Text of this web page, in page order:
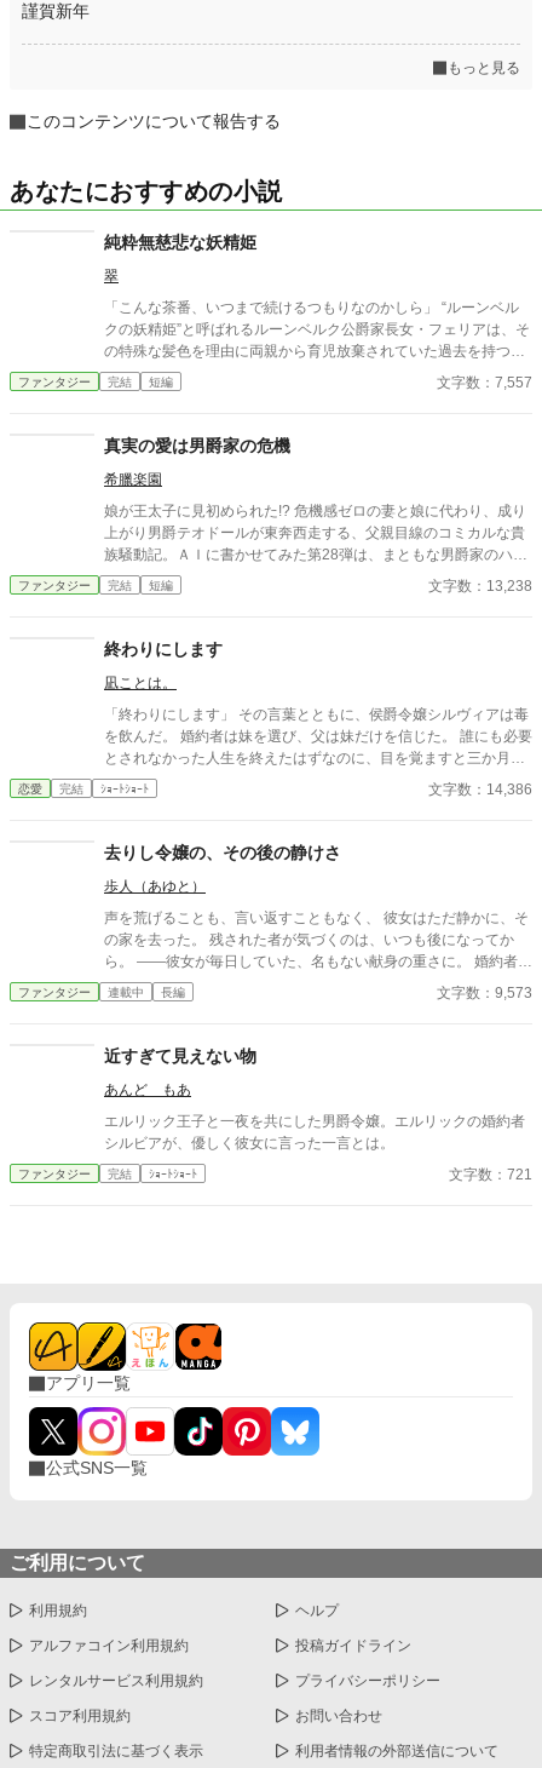
謹賀新年
もっと見る
このコンテンツについて報告する
あなたにおすすめの小説
純粋無慈悲な妖精姫
翠
「こんな茶番、いつまで続けるつもりなのかしら」 “ルーンベル
クの妖精姫”と呼ばれるルーンベルク公爵家長女・フェリアは、そ
の特殊な髪色を理由に両親から育児放棄されていた過去を持つ。
悪意と嘲笑、浅慮な思惑を向けられながらも、フェリアはいつだ
って穏やかに笑う。 「何故、自分に悪意を持つ相手に慈悲を向け
に無慈悲な少女の、人生の序章。
ファンタジー 完結 短編 文字数：7,557
真実の愛は男爵家の危機
希臘楽園
娘が王太子に見初められた!? 危機感ゼロの妻と娘に代わり、成り
上がり男爵テオドールが東奔西走する、父親目線のコミカルな貴
族騒動記。ＡＩに書かせてみた第28弾は、まともな男爵家のハッ
ピーエンドストーリー！
ファンタジー 完結 短編 文字数：13,238
終わりにします
凪ことは。
「終わりにします」 その言葉とともに、侯爵令嬢シルヴィアは毒
を飲んだ。 婚約者は妹を選び、父は妹だけを信じた。 誰にも必要
とされなかった人生を終えたはずなのに、目を覚ますと三か月前
へと時間は巻き戻っていた。 もう、誰かに愛されるためだけに生
きるのはやめよう。 そう決めた彼女は、静かに運命を書き換えて
めの物語。
恋愛 完結 ｼｮｰﾄｼｮｰﾄ 文字数：14,386
去りし令嬢の、その後の静けさ
歩人（あゆと）
声を荒げることも、言い返すこともなく、 彼女はただ静かに、そ
の家を去った。 残された者が気づくのは、いつも後になってか
ら。 ——彼女が毎日していた、名もない献身の重さに。 婚約者
の、夫の、家族の「当たり前」を支えていた手が消えたとき、 失
われたものの輪郭が、ようやく見えてくる。 ざまぁを声高に描か
じんわり効く、一話完結の短編集。 ※S01「捨てられ令嬢」のア
ルファポリス最適化分割。 ※アルファ読者向け：関係性・感情の
機微・余韻を最優先。
ファンタジー 連載中 長編 文字数：9,573
近すぎて見えない物
あんど もあ
エルリック王子と一夜を共にした男爵令嬢。エルリックの婚約者
シルビアが、優しく彼女に言った一言とは。
ファンタジー 完結 ｼｮｰﾄｼｮｰﾄ 文字数：721
アプリ一覧
公式SNS一覧
ご利用について
利用規約 ヘルプ
アルファコイン利用規約 投稿ガイドライン
レンタルサービス利用規約 プライバシーポリシー
スコア利用規約 お問い合わせ
特定商取引法に基づく表示 利用者情報の外部送信について